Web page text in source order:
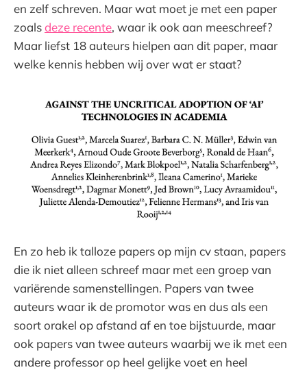
en zelf schreven. Maar wat moet je met een paper
zoalsdeze recente, waar ik ook aan meeschreef?
Maar liefst 18 auteurs hielpen aan dit paper, maar
welke kennis hebben wij over wat er staat?
En zo heb ik talloze papers op mijn cv staan, papers
die ik niet alleen schreef maar met een groep van
variërende samenstellingen. Papers van twee
auteurs waar ik de promotor was en dus als een
soort orakel op afstand af en toe bijstuurde, maar
ook papers van twee auteurs waarbij we ik met een
andere professor op heel gelijke voet en heel